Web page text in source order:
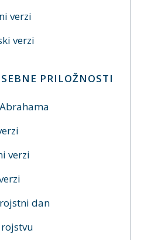
verzi
verzi
PRILOŽNOSTI
verzi
dan